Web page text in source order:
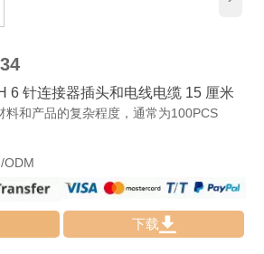
6 针连接器插头和电线电缆 15 厘米
料和产品的复杂程度，通常为100PCS
ODM
下载